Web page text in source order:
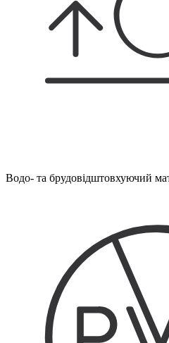
Водо- та брудовідштовхуючий